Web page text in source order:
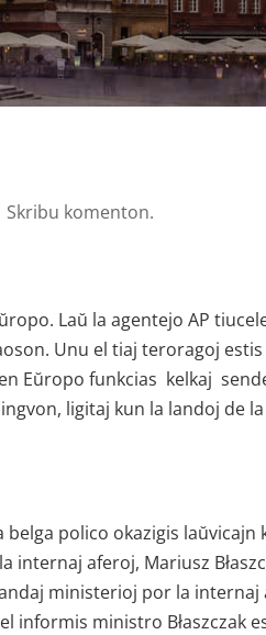
Skribu komenton.
Laŭ la agentejo AP
Unu el tiaj teroragoj
Eŭropo funkcias kelkaj
ligitaj kun la landoj de
polico okazigis
internaj aferoj, Mariusz
ministerioj por la internaj
informis ministro Błaszczak